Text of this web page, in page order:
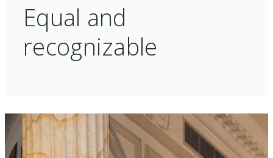
Equal and
recognizable